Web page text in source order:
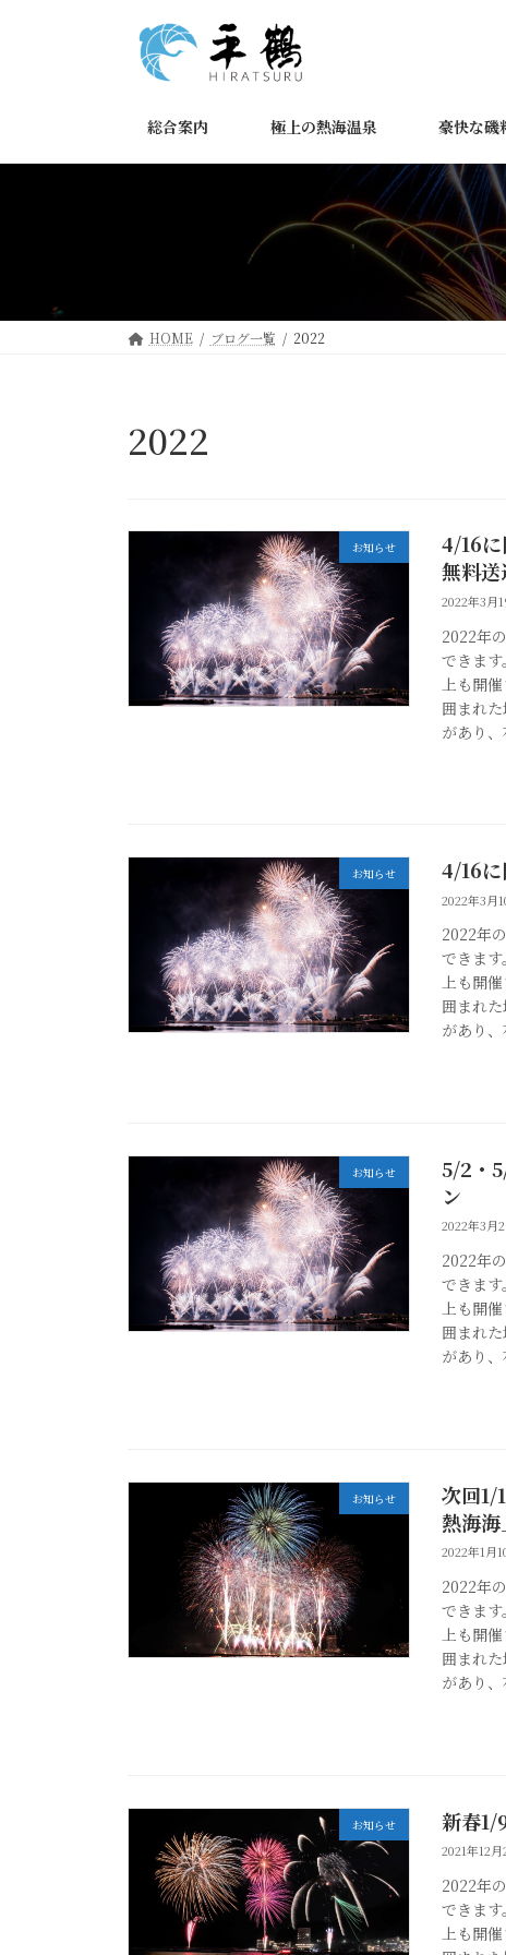
ス
ン
総合案内 極上の熱海温泉 豪快な磯
HOME ブログ一覧 2022
2022
お知らせ
4/16
無料
2022年3月
2022年
できま
上も開
囲まれ
があり
お知らせ 4/16
2022年3月
2022年
できま
上も開
囲まれ
があり
お知らせ
5/2・
ン
2022年3月2
2022年
できま
上も開
囲まれ
があり
お知らせ
次回
熱海
2022年1月
2022年
できま
上も開
囲まれ
があり
お知らせ 新春1/
2021年12月
2022年
できま
上も開